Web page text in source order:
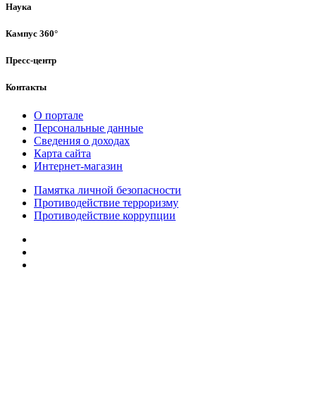
Наука
Кампус 360°
Пресс-центр
Контакты
О портале
Персональные данные
Сведения о доходах
Карта сайта
Интернет-магазин
Памятка личной безопасности
Противодействие терроризму
Противодействие коррупции